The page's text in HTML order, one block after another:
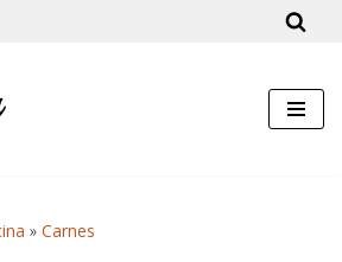
» Carnes